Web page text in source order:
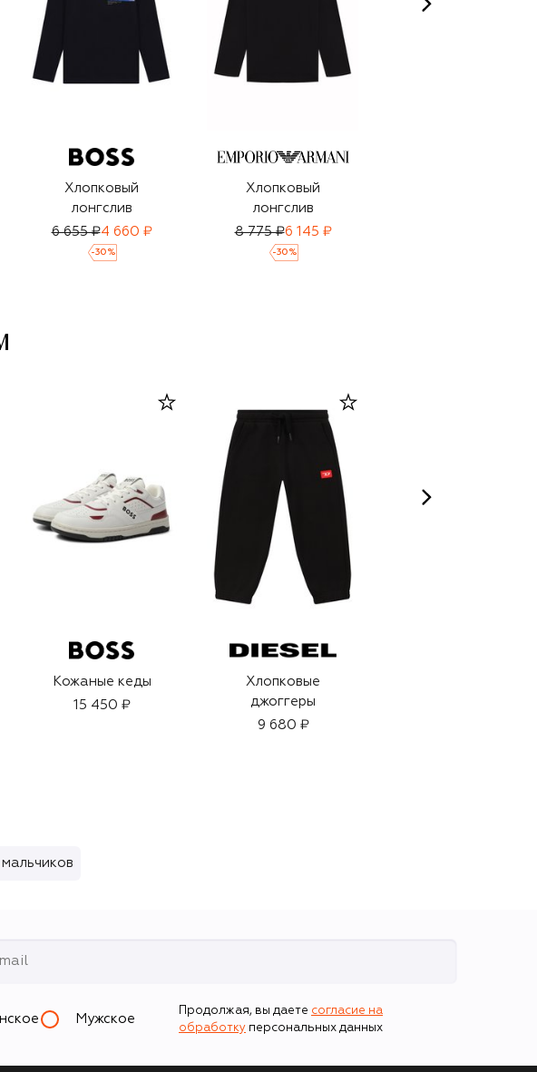
Хлопковый
лонгслив
6 655 ₽4 660 ₽
-30 %
Хлопковый
лонгслив
8 775 ₽6 145 ₽
-30 %
Кожаные кеды
15 450 ₽
Хлопковые
джоггеры
9 680 ₽
мальчиков
Мужское
Продолжая, вы даете согласие на
обработку персональных данных